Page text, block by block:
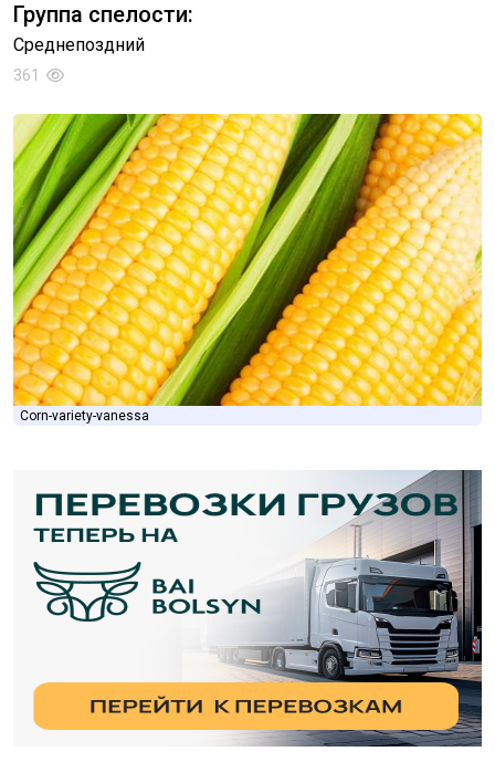
Группа спелости:
Среднепоздний
361
Corn-variety-vanessa